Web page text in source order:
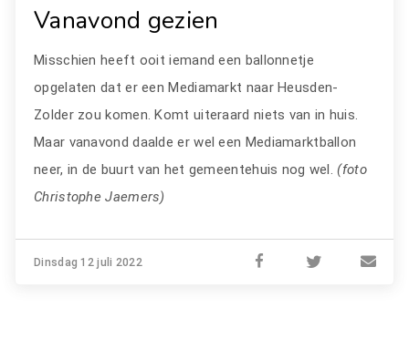
Vanavond gezien
Misschien heeft ooit iemand een ballonnetje
opgelaten dat er een Mediamarkt naar Heusden-
Zolder zou komen. Komt uiteraard niets van in huis.
Maar vanavond daalde er wel een Mediamarktballon
neer, in de buurt van het gemeentehuis nog wel.(foto
Christophe Jaemers)
Dinsdag 12 juli 2022